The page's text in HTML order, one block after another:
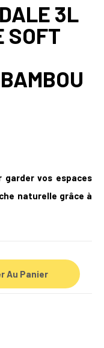
3L
SOFT
vos espaces
naturelle grâce à
Au Panier